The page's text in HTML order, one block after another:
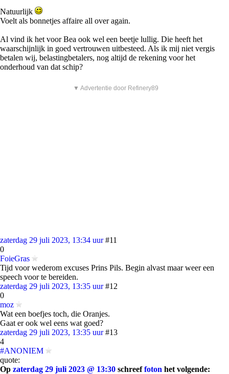
Natuurlijk
Voelt als bonnetjes affaire all over again.
Al vind ik het voor Bea ook wel een beetje lullig. Die heeft het
waarschijnlijk in goed vertrouwen uitbesteed. Als ik mij niet vergis
betalen wij, belastingbetalers, nog altijd de rekening voor het
onderhoud van dat schip?
▼ Advertentie door Refinery89
zaterdag 29 juli 2023, 13:34 uur #11
0
FoieGras
Tijd voor wederom excuses Prins Pils. Begin alvast maar weer een
speech voor te bereiden.
zaterdag 29 juli 2023, 13:35 uur #12
0
moz
Wat een boefjes toch, die Oranjes.
Gaat er ook wel eens wat goed?
zaterdag 29 juli 2023, 13:35 uur #13
4
#ANONIEM
quote:
Op zaterdag 29 juli 2023 @ 13:30 schreeffoton het volgende: